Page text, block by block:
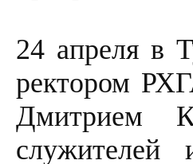
24 апреля в
ректором
Дмитрием
служителей